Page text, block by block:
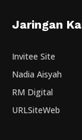
Jaringan
Invitee Site
Nadia Aisyah
RM Digital
URLSiteWeb